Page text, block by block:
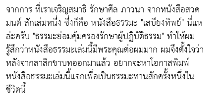
จากการ ที่เราเจริญสมาธิ รักษาศีล ภาวนา จากหนังสือสวด
มนต์ สักเล่มหนึ่ง ซึ่งก็คือ หนังสือธรรมะ "เสบียงทิพย์" นี่แห
ล่ะครับ "ธรรมะย่อมคุ้มครองรักษาผู้ปฏิบัติธรรม" ทำให้ผม
รู้สึกว่าหนังสือธรรมะเล่มนี้มีพระคุณต่อผมมาก ผมจึงตั้งใจว่า
หลังจากลาสิกขาบทออกมาแล้ว อยากจะหาโอกาสพิมพ์
หนังสือธรรมะเล่มนี้แจกเพื่อเป็นธรรมะทานสักครั้งหนึ่งใน
ชีวิตนี้